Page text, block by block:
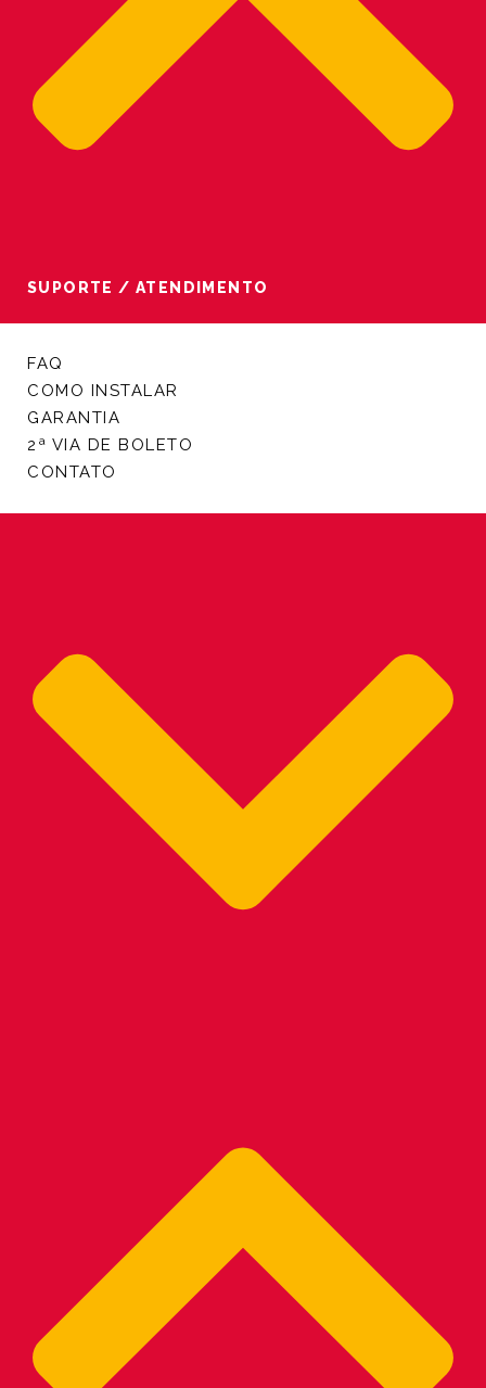
SUPORTE / ATENDIMENTO
FAQ
COMO INSTALAR
GARANTIA
2ª VIA DE BOLETO
CONTATO